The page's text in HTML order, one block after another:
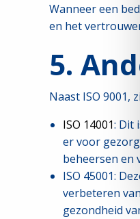
Wanneer een
en het
5.
Naast ISO 9001,
ISO 14001: Dit
er voor
beheersen en
ISO 45001:
verbeteren
gezondheid